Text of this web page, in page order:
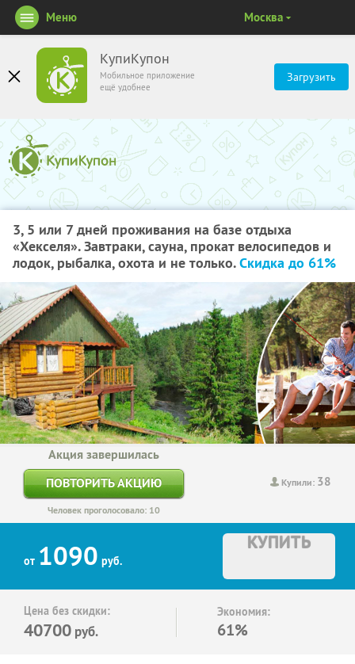
КупиКупон
Мобильное приложение
ещё удобнее
Загрузить
Меню Москва
3, 5 или 7 дней проживания на базе отдыха
«Хекселя». Завтраки, сауна, прокат велосипедов и
лодок, рыбалка, охота и не только.Скидка до 61%
Купили: 38
Акция завершилась
ПОВТОРИТЬ АКЦИЮ
Человек проголосовало: 10
от 1090 руб.
КУПИТЬ
Цена без скидки:
40700 руб.
Экономия:
61%